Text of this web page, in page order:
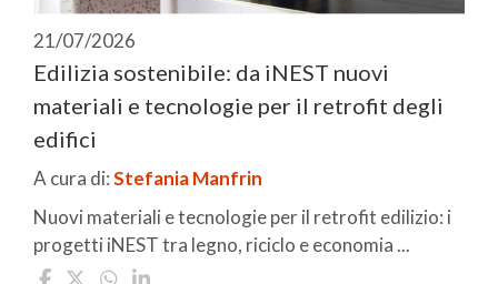
21/07/2026
Edilizia sostenibile: da iNEST nuovi
materiali e tecnologie per il retrofit degli
edifici
A cura di:Stefania Manfrin
Nuovi materiali e tecnologie per il retrofit edilizio: i
progetti iNEST tra legno, riciclo e economia ...